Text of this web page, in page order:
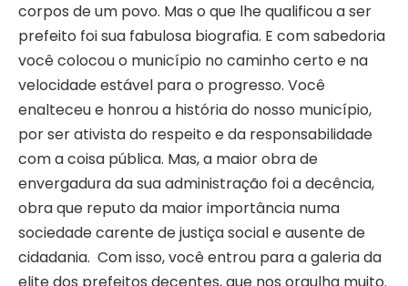
corpos de um povo. Mas o que lhe qualificou a ser
prefeito foi sua fabulosa biografia. E com sabedoria
você colocou o município no caminho certo e na
velocidade estável para o progresso. Você
enalteceu e honrou a história do nosso município,
por ser ativista do respeito e da responsabilidade
com a coisa pública. Mas, a maior obra de
envergadura da sua administração foi a decência,
obra que reputo da maior importância numa
sociedade carente de justiça social e ausente de
cidadania. Com isso, você entrou para a galeria da